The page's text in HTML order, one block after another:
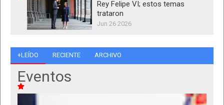
Rey Felipe VI; estos temas
trataron
Jun 26 2026
+LEÍDO RECIENTE ARCHIVO
Eventos